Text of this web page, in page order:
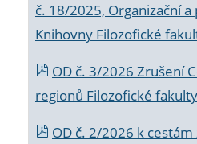
č. 18/2025, Organizační
Knihovny Filozofické
OD č. 3/2026 Zrušení
regionů Filozofické
OD č. 2/2026 k cestám